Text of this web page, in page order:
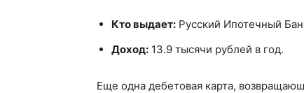
Кто выдает: Русский Ипотечный
Доход: 13.9 тысячи рублей в год.
Еще одна дебетовая карта,